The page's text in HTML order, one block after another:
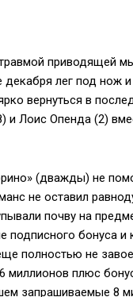
приводящей
лег под нож и
вернуться в
Лоис Опенда (2)
(дважды) не
не оставил
почву на
подписного бонуса и
полностью не
миллионов плюс
запрашиваемые 8